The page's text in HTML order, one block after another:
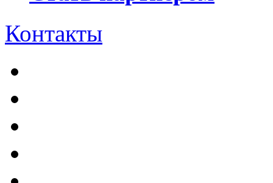
Контакты